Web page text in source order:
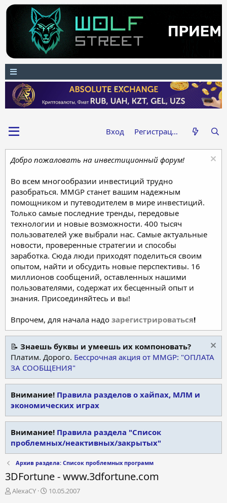
Вход Регистрация
Добро пожаловать на инвестиционный форум!
Во всем многообразии инвестиций трудно
разобраться. MMGP станет вашим надежным
помощником и путеводителем в мире инвестиций.
Только самые последние тренды, передовые
технологии и новые возможности. 400 тысяч
пользователей уже выбрали нас. Самые актуальные
новости, проверенные стратегии и способы
заработка. Сюда люди приходят поделиться своим
опытом, найти и обсудить новые перспективы. 16
миллионов сообщений, оставленных нашими
пользователями, содержат их бесценный опыт и
знания. Присоединяйтесь и вы!
Впрочем, для начала надо зарегистрироваться!
📝 Знаешь буквы и умеешь их компоновать?
Платим. Дорого. Бессрочная акция от MMGP: "ОПЛАТА
ЗА СООБЩЕНИЯ"
Внимание! Правила разделов о хайпах, МЛМ и
экономических играх
Внимание! Правила раздела "Список
проблемных/неактивных/закрытых"
Архив раздела: Список проблемных программ
3DFortune - www.3dfortune.com
А
AlexaCY
Д
10.05.2007